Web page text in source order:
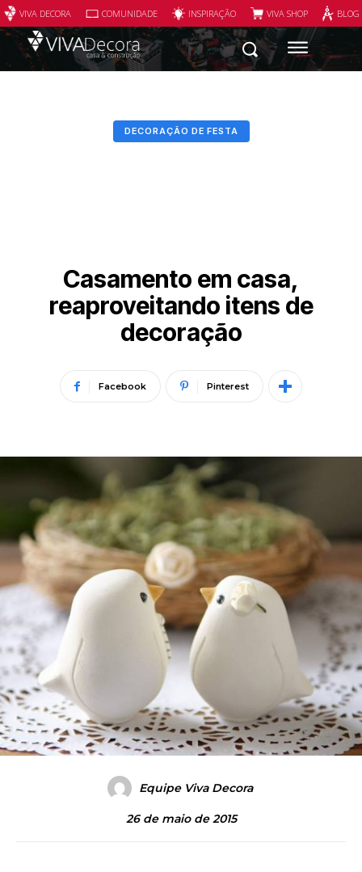
VIVA DECORA COMUNIDADE INSPIRAÇÃO VIVA SHOP
DECORAÇÃO DE FESTA
Casamento em casa,
reaproveitando itens de
decoração
Facebook Pinterest
Equipe Viva Decora
26 de maio de 2015